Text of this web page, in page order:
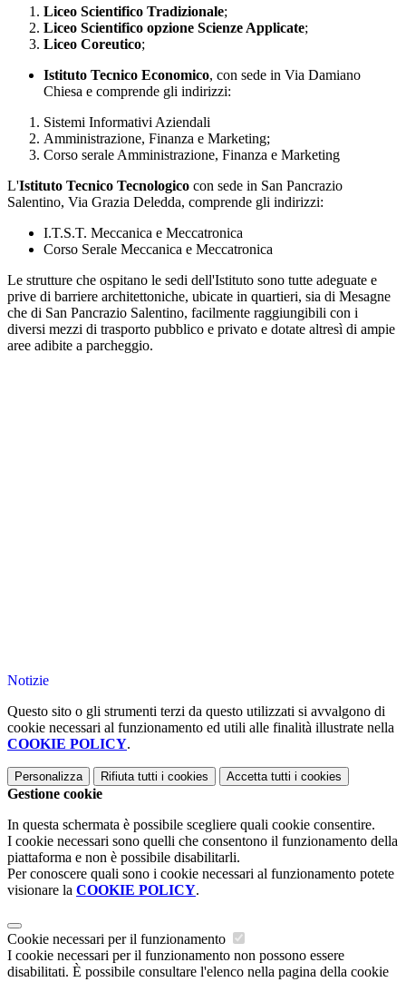
Liceo Scientifico Tradizionale;
Liceo Scientifico opzione Scienze Applicate;
Liceo Coreutico;
Istituto Tecnico Economico, con sede in Via Damiano
Chiesa e comprende gli indirizzi:
Sistemi Informativi Aziendali
Amministrazione, Finanza e Marketing;
Corso serale Amministrazione, Finanza e Marketing
L'Istituto Tecnico Tecnologico con sede in San Pancrazio
Salentino, Via Grazia Deledda, comprende gli indirizzi:
I.T.S.T. Meccanica e Meccatronica
Corso Serale Meccanica e Meccatronica
Le strutture che ospitano le sedi dell'Istituto sono tutte adeguate e
prive di barriere architettoniche, ubicate in quartieri, sia di Mesagne
che di San Pancrazio Salentino, facilmente raggiungibili con i
diversi mezzi di trasporto pubblico e privato e dotate altresì di ampie
aree adibite a parcheggio.
Notizie
Questo sito o gli strumenti terzi da questo utilizzati si avvalgono di
cookie necessari al funzionamento ed utili alle finalità illustrate nella
COOKIE POLICY.
Personalizza Rifiuta tutti i cookies Accetta tutti i cookies
Gestione cookie
In questa schermata è possibile scegliere quali cookie consentire.
I cookie necessari sono quelli che consentono il funzionamento della
piattaforma e non è possibile disabilitarli.
Per conoscere quali sono i cookie necessari al funzionamento potete
visionare la COOKIE POLICY.
Cookie necessari per il funzionamento
I cookie necessari per il funzionamento non possono essere
disabilitati. È possibile consultare l'elenco nella pagina della cookie